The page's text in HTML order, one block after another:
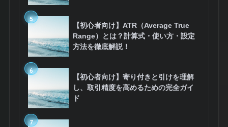
5
【初心者向け】ATR（Average True
Range）とは？計算式・使い方・設定
方法を徹底解説！
6
【初心者向け】寄り付きと引けを理解
し、取引精度を高めるための完全ガイ
ド
7